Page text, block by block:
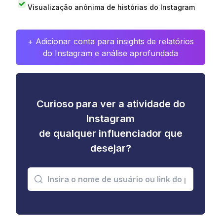
Visualização anônima de histórias do Instagram
+ Adicionar conta para insights de relatórios
do Instagram e análise aprofundada
Curioso para ver a atividade do
Instagram
de qualquer influenciador que
desejar?